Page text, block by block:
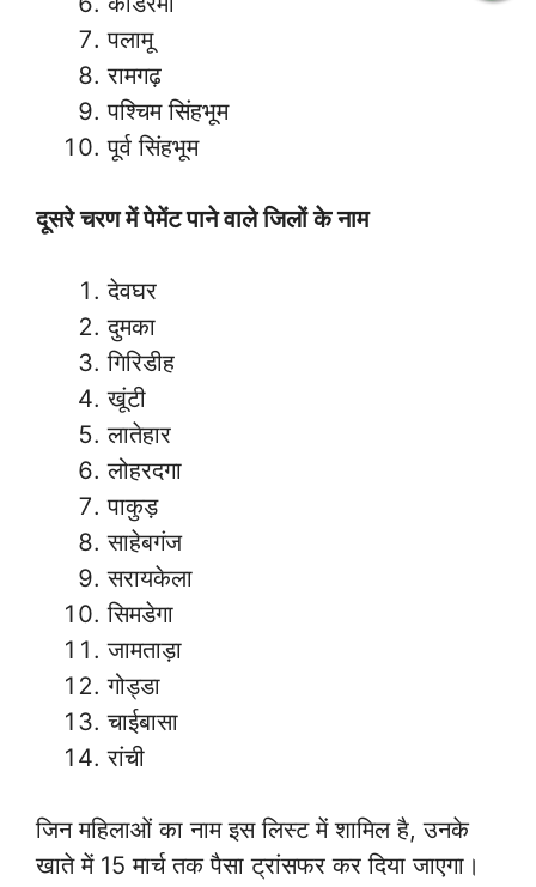
पलामू
रामगढ़
पश्चिम सिंहभूम
पूर्व सिंहभूम
दूसरे चरण में पेमेंट पाने वाले जिलों के नाम
देवघर
दुमका
गिरिडीह
खूंटी
लातेहार
लोहरदगा
पाकुड़
साहेबगंज
सरायकेला
सिमडेगा
जामताड़ा
गोड्डा
चाईबासा
रांची
जिन महिलाओं का नाम इस लिस्ट में शामिल है, उनके
खाते में 15 मार्च तक पैसा ट्रांसफर कर दिया जाएगा।